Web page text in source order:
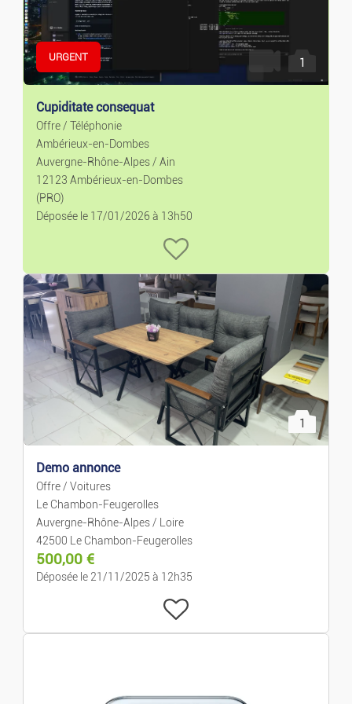
Emplois
Emplois
Services
Mode
Prêt-à-porter Et Acces.
Montres Et Bijoux
Puériculture
Hi-tech
Informatique
Jeux Vidéo
Téléphonie
Loisirs Et Divertis.
URGENT 1
Cupiditate consequat
Offre / Téléphonie
Ambérieux-en-Dombes
Auvergne-Rhône-Alpes / Ain
12123 Ambérieux-en-Dombes
(PRO)
Déposée le 17/01/2026 à 13h50
1
Demo annonce
Offre / Voitures
Le Chambon-Feugerolles
Auvergne-Rhône-Alpes / Loire
42500 Le Chambon-Feugerolles
500,00 €
Déposée le 21/11/2025 à 12h35